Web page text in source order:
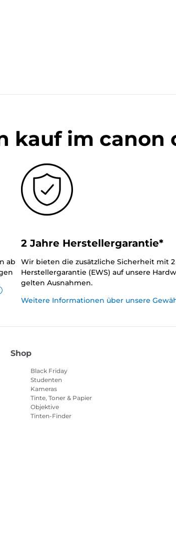
kauf im canon
ab
2 Jahre Herstellergarantie*
Wir bieten die zusätzliche Sicherheit mit 2
Herstellergarantie (EWS) auf unsere
gelten Ausnahmen.
Weitere Informationen über unsere
Shop
Black Friday
Studenten
Kameras
Tinte, Toner & Papier
Objektive
Tinten-Finder